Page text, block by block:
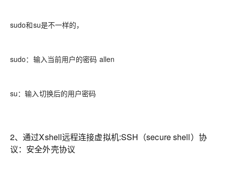
sudo和su是不一样的，
sudo：输入当前用户的密码 allen
su：输入切换后的用户密码
2、通过Xshell远程连接虚拟机:SSH（secure shell）协
议：安全外壳协议